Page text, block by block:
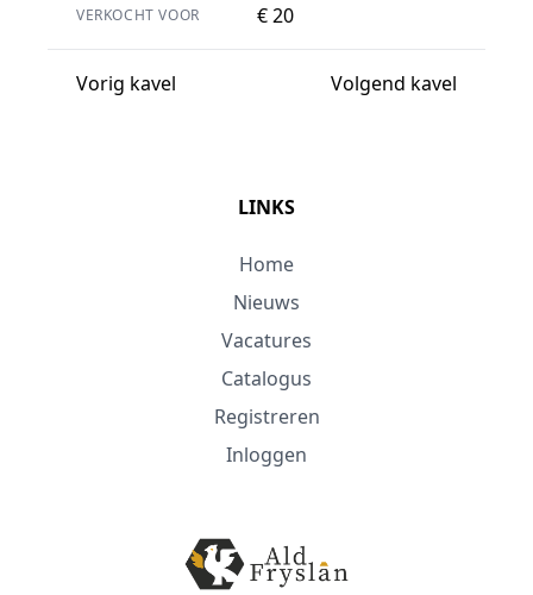
VERKOCHT VOOR € 20
Vorig kavel Volgend kavel
LINKS
Home
Nieuws
Vacatures
Catalogus
Registreren
Inloggen